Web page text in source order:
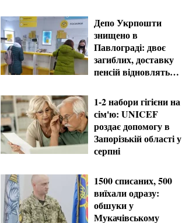
Депо Укрпошти
знищено в
Павлограді: двоє
загиблих, доставку
пенсій відновлять
1-2 набори гігієни на
сім'ю: UNICEF
роздає допомогу в
Запорізькій області у
серпні
1500 списаних, 500
виїхали одразу:
обшуки у
Мукачівському